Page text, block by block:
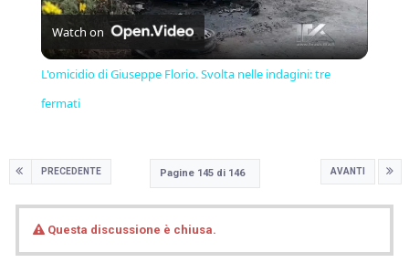
Video
Watch on
L'omicidio di Giuseppe Florio. Svolta nelle indagini: tre
fermati
PRECEDENTE AVANTI
Pagine 145 di 146
Questa discussione è chiusa.